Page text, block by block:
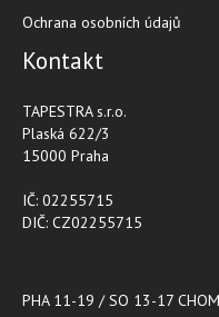
Ochrana osobních údajů
Kontakt
TAPESTRA s.r.o.
Plaská 622/3
15000 Praha
IČ: 02255715
DIČ: CZ02255715
PHA 11-19 / SO 13-17